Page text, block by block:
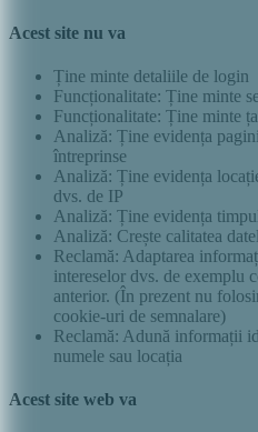
Acest site nu va
Ține minte detaliile de login
Funcționalitate: Ține minte
Funcționalitate: Ține minte
Analiză: Ține evidența
întreprinse
Analiză: Ține evidența
dvs. de IP
Analiză: Ține evidența
Analiză: Crește calitatea
Reclamă: Adaptarea
intereselor dvs. de exemplu
anterior. (În prezent nu
cookie-uri de semnalare)
Reclamă: Adună informații
numele sau locația
Acest site web va